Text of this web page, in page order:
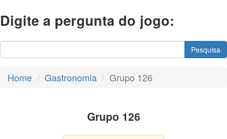
Digite a pergunta do jogo:
Pesquisa
Home Gastronomia Grupo 126
Grupo 126